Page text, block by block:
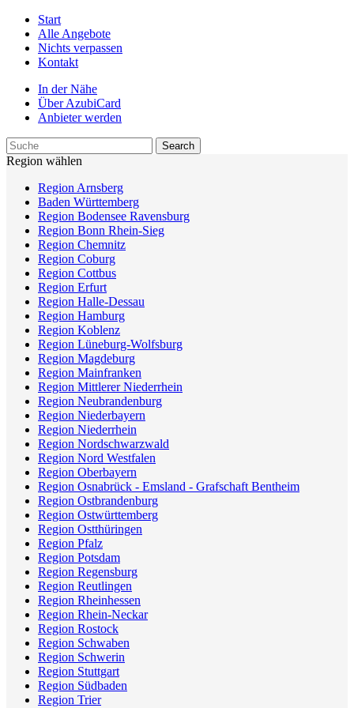
Start
Alle Angebote
Nichts verpassen
Kontakt
In der Nähe
Über AzubiCard
Anbieter werden
Region wählen
Region Arnsberg
Baden Württemberg
Region Bodensee Ravensburg
Region Bonn Rhein-Sieg
Region Chemnitz
Region Coburg
Region Cottbus
Region Erfurt
Region Halle-Dessau
Region Hamburg
Region Koblenz
Region Lüneburg-Wolfsburg
Region Magdeburg
Region Mainfranken
Region Mittlerer Niederrhein
Region Neubrandenburg
Region Niederbayern
Region Niederrhein
Region Nordschwarzwald
Region Nord Westfalen
Region Oberbayern
Region Osnabrück - Emsland - Grafschaft Bentheim
Region Ostbrandenburg
Region Ostwürttemberg
Region Ostthüringen
Region Pfalz
Region Potsdam
Region Regensburg
Region Reutlingen
Region Rheinhessen
Region Rhein-Neckar
Region Rostock
Region Schwaben
Region Schwerin
Region Stuttgart
Region Südbaden
Region Trier